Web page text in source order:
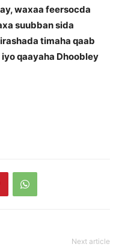
waxaa feersocda
suubban sida
timaha qaab
qaayaha Dhoobley
Next article